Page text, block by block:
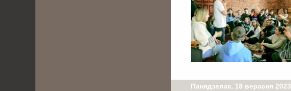
Панядзелак, 18 верасня 2023